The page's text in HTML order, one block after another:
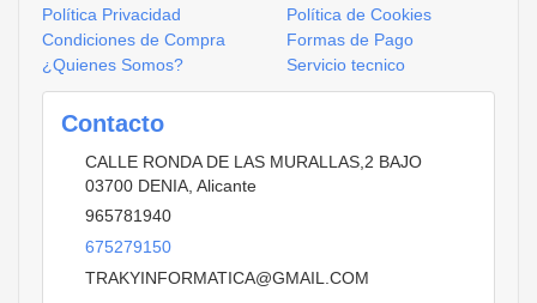
Política Privacidad
Política de Cookies
Condiciones de Compra
Formas de Pago
¿Quienes Somos?
Servicio tecnico
Contacto
CALLE RONDA DE LAS MURALLAS,2 BAJO
03700 DENIA Alicante
965781940
675279150
TRAKYINFORMATICA@GMAIL.COM